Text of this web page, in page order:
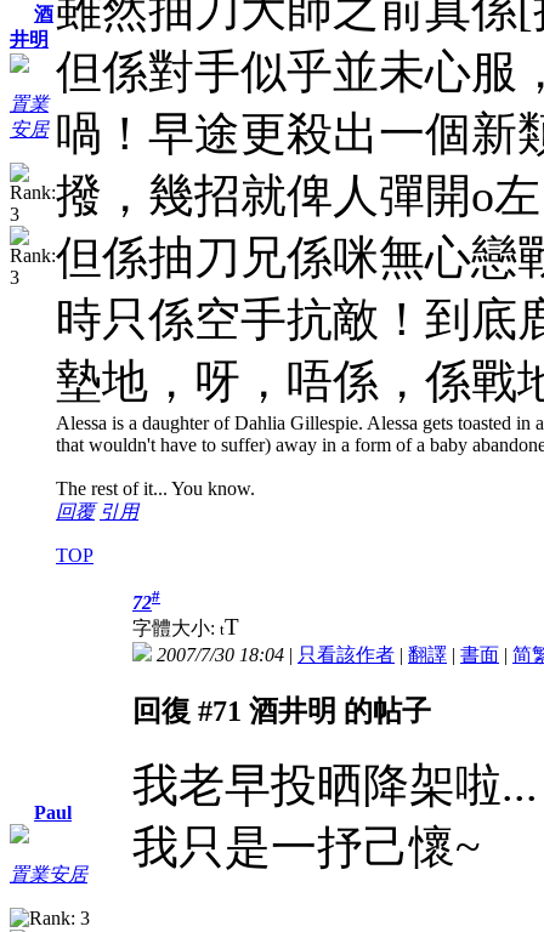
酒
井明
置業
安居
但係對手似乎並未心服
喎！早途更殺出一個新
撥，幾招就俾人彈開o
但係抽刀兄係咪無心戀
時只係空手抗敵！到底
墊地，呀，唔係，係戰
Alessa is a daughter of Dahlia Gillespie. Alessa gets toasted in
that wouldn't have to suffer) away in a form of a baby
The rest of it... You know.
回覆 引用
TOP
Paul
置業安居
72#
字體大小: tT
2007/7/30 18:04 | 只看該作者 | 翻譯 | 書面 | 简
回復 #71 酒井明 的帖子
我老早投晒降架啦
我只是一抒己懷~